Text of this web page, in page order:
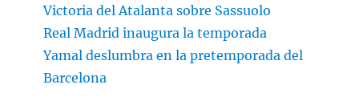
Victoria del Atalanta sobre Sassuolo
Real Madrid inaugura la temporada
Yamal deslumbra en la pretemporada del
Barcelona